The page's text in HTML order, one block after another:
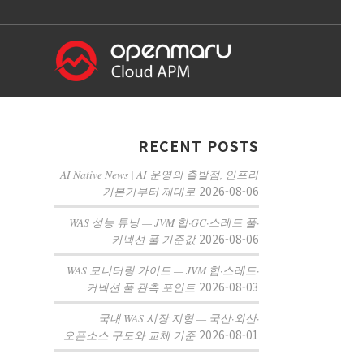
RECENT POSTS
AI Native News | AI 운영의 출발점, 인프라
기본기부터 제대로 2026-08-06
WAS 성능 튜닝 — JVM 힙·GC·스레드 풀·
커넥션 풀 기준값 2026-08-06
WAS 모니터링 가이드 — JVM 힙·스레드·
커넥션 풀 관측 포인트 2026-08-03
국내 WAS 시장 지형 — 국산·외산·
오픈소스 구도와 교체 기준 2026-08-01